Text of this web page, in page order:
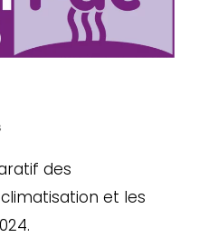
des
et les